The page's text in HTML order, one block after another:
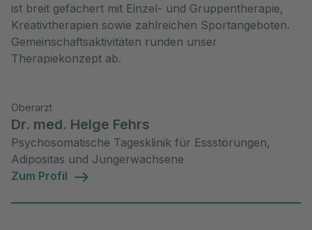
ist breit gefächert mit Einzel- und Gruppentherapie,
Kreativtherapien sowie zahlreichen Sportangeboten.
Gemeinschaftsaktivitäten runden unser
Therapiekonzept ab.
Oberarzt
Dr. med. Helge Fehrs
Psychosomatische Tagesklinik für Essstörungen,
Adipositas und Jungerwachsene
Zum Profil